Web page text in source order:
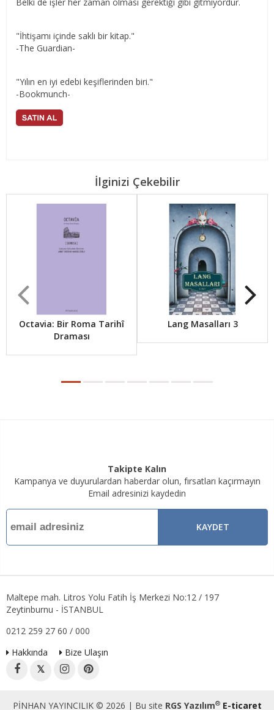
"İhtişamı içinde saklı bir kitap."
-The Guardian-
"Yılın en iyi edebi keşiflerinden biri."
-Bookmunch-
İlginizi Çekebilir
Octavia: Bir Roma Tarihî
Draması
Lang Masalları 3
Takipte Kalın
Kampanya ve duyurulardan haberdar olun, fırsatları kaçırmayın
Email adresinizi kaydedin
KAYDET
Maltepe mah. Litros Yolu Fatih İş Merkezi No:12 / 197
Zeytinburnu - İSTANBUL
0212 259 27 60 / 000
Hakkında
Bize Ulaşın
𝕏
PİNHAN YAYINCILIK © 2026 | Bu site RGS Yazılım® E-ticaret